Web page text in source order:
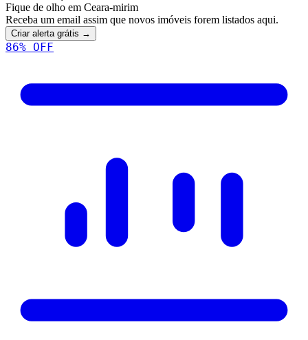
Fique de olho em Ceara-mirim
Receba um email assim que novos imóveis forem listados aqui.
Criar alerta grátis →
86% OFF